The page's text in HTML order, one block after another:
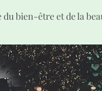
du bien-être et de la